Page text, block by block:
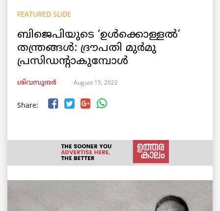
FEATURED SLIDE
ബിജെപിയുടെ ‘ഉൾക്കൊള്ളൽ’
തന്ത്രങ്ങൾ: ദ്രൗപതി മുർമു
പ്രസിഡന്റാകുമ്പോൾ
ശിവസുന്ദർ August 15, 2022
Share: